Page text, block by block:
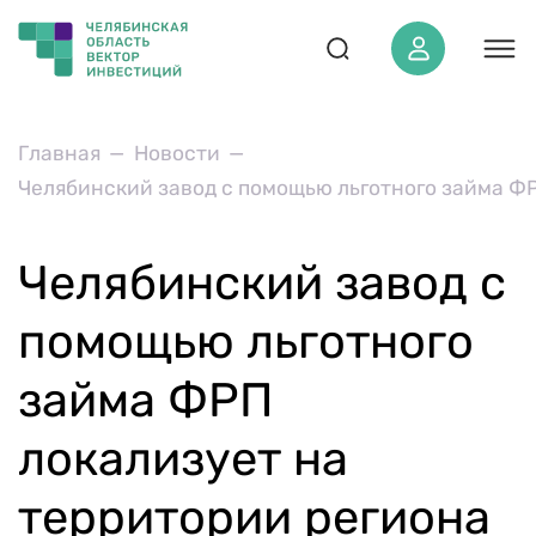
О регионе
ОЭЗ «‎Южноуральская»‎
Проекты
Инвестиционная карта
Экспертам АСИ
Новости
Главная
Новости
Челябинский завод с помощью льготного займа
Челябинский завод с
помощью льготного
займа ФРП
локализует на
территории региона